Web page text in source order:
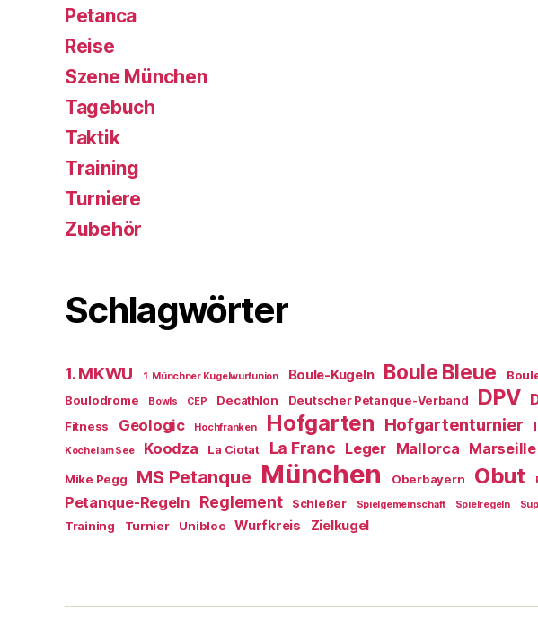
Petanca
Reise
Szene München
Tagebuch
Taktik
Training
Turniere
Zubehör
Schlagwörter
1. MKWU 1. Münchner Kugelwurfunion Boule-Kugeln Boule Bleue
Boulodrome Bowls CEP Decathlon Deutscher Petanque-Verband DPV
Fitness Geologic Hochfranken Hofgarten Hofgartenturnier
Kochel am See Koodza La Ciotat La Franc Leger Mallorca Marseille
Mike Pegg MS Petanque München Oberbayern Obut
Petanque-Regeln Reglement Schießer Spielgemeinschaft Spielregeln
Training
Turnier Unibloc Wurfkreis Zielkugel